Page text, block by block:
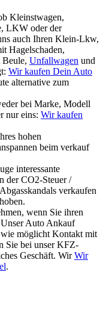
Kleinstwagen,
LKW oder der
auch Ihren Klein-Lkw,
Hagelschaden,
Beule, Unfallwagen und
Wir kaufen Dein Auto
alternative zum
bei Marke, Modell
nur eins: Wir kaufen
hohen
beim verkauf
interessante
der CO2-Steuer /
verkaufen
wenn Sie ihren
Auto Ankauf
möglicht Kontakt mit
Sie bei unser KFZ-
Geschäft. WirWir
.